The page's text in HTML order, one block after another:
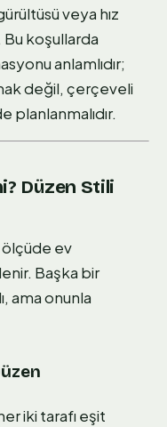
veya hız
koşullarda
anlamlıdır;
değil, çerçeveli
Düzen Stili
ev
Başka bir
ama onunla
iki tarafı eşit